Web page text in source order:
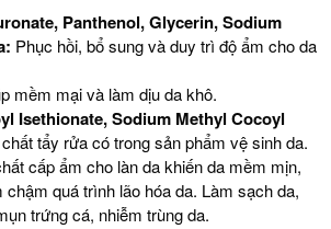
Panthenol, Glycerin, Sodium
Phục hồi, bổ sung và duy trì độ ẩm cho da
mềm mại và làm dịu da khô.
Isethionate, Sodium Methyl Cocoyl
tẩy rửa có trong sản phẩm vệ sinh da.
cấp ẩm cho làn da khiến da mềm mịn,
chậm quá trình lão hóa da. Làm sạch da,
trứng cá, nhiễm trùng da.